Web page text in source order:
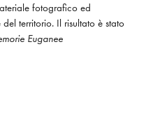
fotografico ed
territorio. Il risultato è stato
Euganee